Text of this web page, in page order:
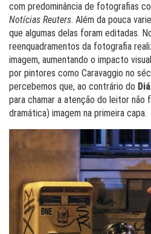
com predominância de fotografias
Notícias Reuters. Além da pouca
que algumas delas foram editadas.
reenquadramentos da fotografia
imagem, aumentando o impacto
por pintores como Caravaggio no
percebemos que, ao contrário do
para chamar a atenção do leitor não
dramática) imagem na primeira capa.